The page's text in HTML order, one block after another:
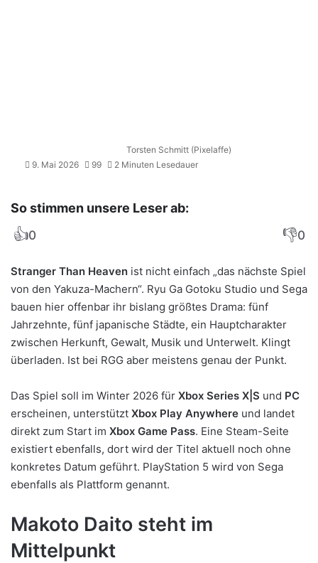
Torsten Schmitt (Pixelaffe)
9. Mai 2026
99 2 Minuten Lesedauer
So stimmen unsere Leser ab:
👍0 👎0
Stranger Than Heaven ist nicht einfach „das nächste Spiel
von den Yakuza-Machern“. Ryu Ga Gotoku Studio und Sega
bauen hier offenbar ihr bislang größtes Drama: fünf
Jahrzehnte, fünf japanische Städte, ein Hauptcharakter
zwischen Herkunft, Gewalt, Musik und Unterwelt. Klingt
überladen. Ist bei RGG aber meistens genau der Punkt.
Das Spiel soll im Winter 2026 für Xbox Series X|S und PC
erscheinen, unterstützt Xbox Play Anywhere und landet
direkt zum Start im Xbox Game Pass. Eine Steam-Seite
existiert ebenfalls, dort wird der Titel aktuell noch ohne
konkretes Datum geführt. PlayStation 5 wird von Sega
ebenfalls als Plattform genannt.
Makoto Daito steht im
Mittelpunkt